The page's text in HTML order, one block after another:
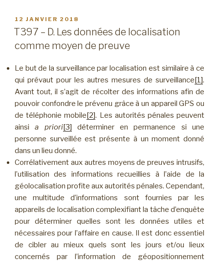
PUBLIÉ
LE
12 JANVIER 2018
T397 – D. Les données de localisation
comme moyen de preuve
Le but de la surveillance par localisation est similaire à ce
qui prévaut pour les autres mesures de surveillance[1].
Avant tout, il s’agit de récolter des informations afin de
pouvoir confondre le prévenu grâce à un appareil GPS ou
de téléphonie mobile[2]. Les autorités pénales peuvent
ainsia priori[3] déterminer en permanence si une
personne surveillée est présente à un moment donné
dans un lieu donné.
Corrélativement aux autres moyens de preuves intrusifs,
l’utilisation des informations recueillies à l’aide de la
géolocalisation profite aux autorités pénales. Cependant,
une multitude d’informations sont fournies par les
appareils de localisation complexifiant la tâche d’enquête
pour déterminer quelles sont les données utiles et
nécessaires pour l’affaire en cause. Il est donc essentiel
de cibler au mieux quels sont les jours et/ou lieux
concernés par l’information de géopositionnement